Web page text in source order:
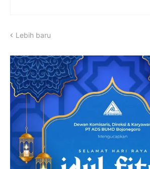
Lebih baru